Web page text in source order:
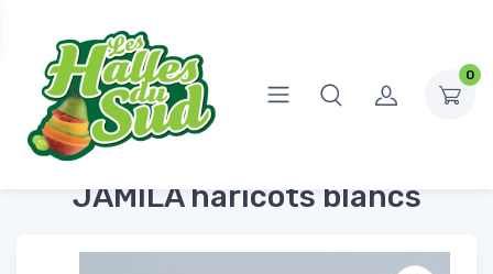
0
Accueil Épicerie Salée
JAMILA haricots blancs
JAMILA haricots blancs